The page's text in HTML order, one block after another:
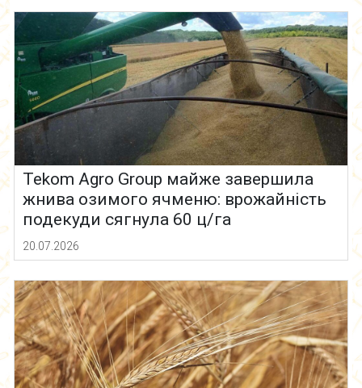
Tekom Agro Group майже завершила
жнива озимого ячменю: врожайність
подекуди сягнула 60 ц/га
20.07.2026